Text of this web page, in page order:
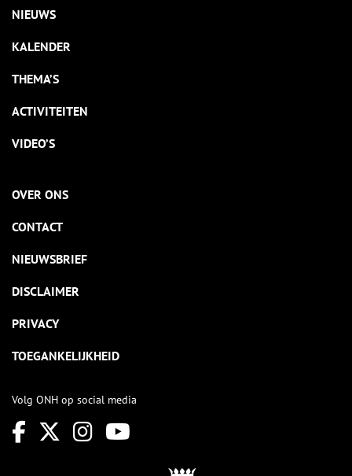
NIEUWS
KALENDER
THEMA’S
ACTIVITEITEN
VIDEO’S
OVER ONS
CONTACT
NIEUWSBRIEF
DISCLAIMER
PRIVACY
TOEGANKELIJKHEID
Volg ONH op social media